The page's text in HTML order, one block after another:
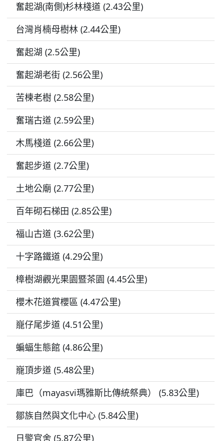
奮起湖(南側)杉林棧道 (2.43公里)
台灣肖楠母樹林 (2.44公里)
奮起湖 (2.5公里)
奮起湖老街 (2.56公里)
苦楝老樹 (2.58公里)
奮瑞古道 (2.59公里)
木馬棧道 (2.66公里)
奮起步道 (2.7公里)
土地公廟 (2.77公里)
百年砌石梯田 (2.85公里)
福山古道 (3.62公里)
十字路鐵道 (4.29公里)
樟樹湖觀光果園暨茶園 (4.45公里)
櫻木花道賞櫻區 (4.47公里)
巃仔尾步道 (4.51公里)
蝙蝠生態館 (4.86公里)
巃頂步道 (5.48公里)
庫巴（mayasvi瑪雅斯比傳統祭典） (5.83公里)
鄒族自然與文化中心 (5.84公里)
日警官舍 (5.87公里)